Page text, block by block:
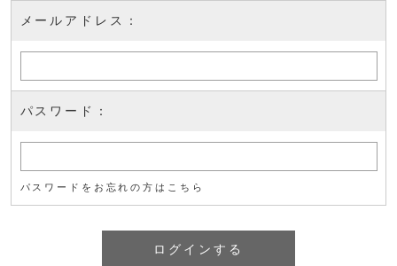
メールアドレス：
パスワード：
パスワードをお忘れの方はこちら